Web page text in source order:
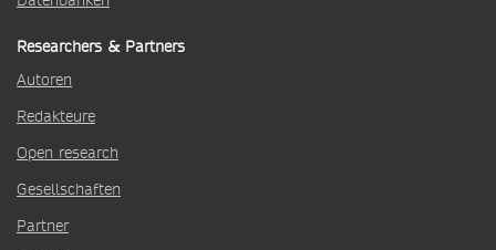
Researchers & Partners
Autoren
Redakteure
Open research
Gesellschaften
Partner